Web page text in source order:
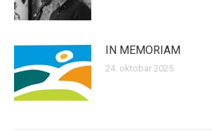
IN MEMORIAM
24. oktobar 2025.